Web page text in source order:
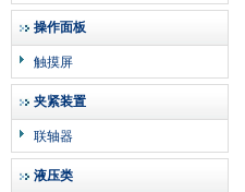
操作面板
触摸屏
夹紧装置
联轴器
液压类